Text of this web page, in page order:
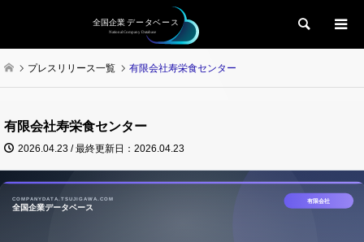
検索
プレスリリース一覧 有限会社寿栄食センター
有限会社寿栄食センター
2026.04.23 / 最終更新日：2026.04.23